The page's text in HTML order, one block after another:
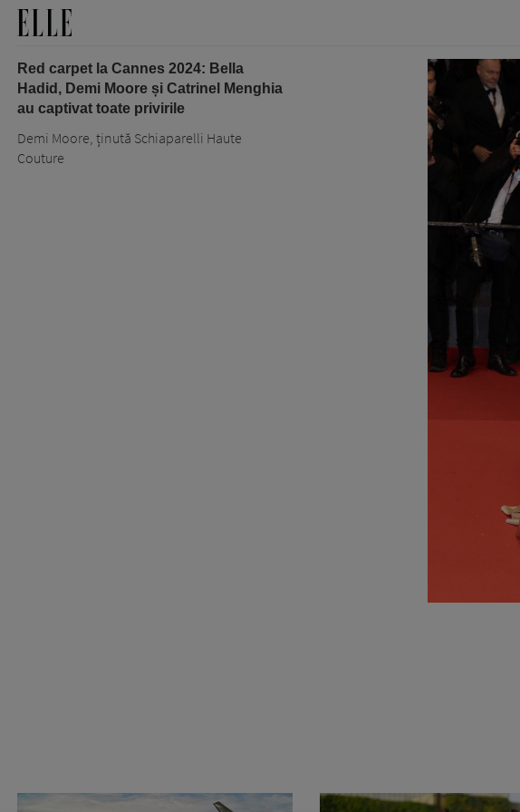
Red carpet la Cannes 2024: Bella
Hadid, Demi Moore și Catrinel Menghia
au captivat toate privirile
Demi Moore, ținută Schiaparelli Haute
Couture